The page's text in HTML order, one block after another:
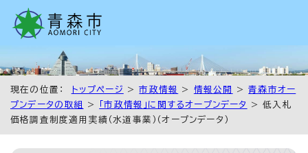
現在の位置： トップページ >市政情報 > 情報公開 >青森市オー
プンデータの取組
> 「市政情報」に関するオープンデータ
> 低入札
価格調査制度適用実績（水道事業）（オープンデータ）